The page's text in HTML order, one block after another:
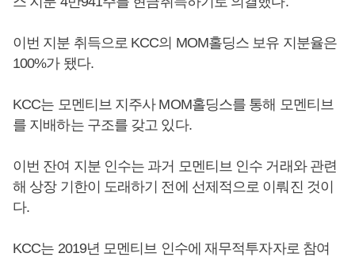
이번 지분 취득으로 KCC의 MOM홀딩스 보유 지분율은
100%가 됐다.
KCC는 모멘티브 지주사 MOM홀딩스를 통해 모멘티브
를 지배하는 구조를 갖고 있다.
이번 잔여 지분 인수는 과거 모멘티브 인수 거래와 관련
해 상장 기한이 도래하기 전에 선제적으로 이뤄진 것이
다.
KCC는 2019년 모멘티브 인수에 재무적투자자로 참여